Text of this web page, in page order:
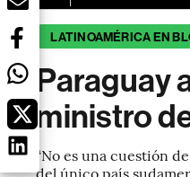
LATINOAMÉRICA EN
Paraguay
ministro
“No es una cuestión
del único país